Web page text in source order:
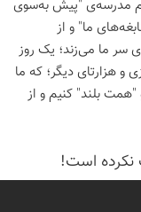
مدرسه‌ی "پیش به‌سوی
ما" و از
سر ما می‌زند؛ یک روز
و هزارتای دیگر؛ که ما
"همت بلند" کنیم و از
نكرده است!